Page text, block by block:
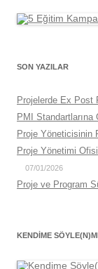
SON YAZILAR
Projelerde Ex Post
PMI
Proje Yöneticisinin
Proje Yönetimi
07/01/2026
Proje ve Program
KENDIME